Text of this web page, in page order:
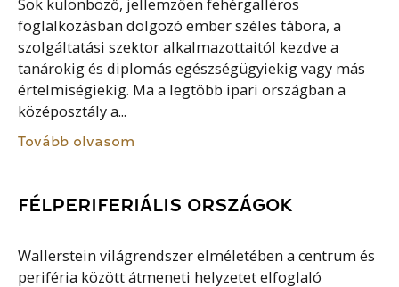
Sok különböző, jellemzően fehérgalléros
foglalkozásban dolgozó ember széles tábora, a
szolgáltatási szektor alkalmazottaitól kezdve a
tanárokig és diplomás egészségügyiekig vagy más
értelmiségiekig. Ma a legtöbb ipari országban a
középosztály a...
Tovább olvasom
FÉLPERIFERIÁLIS ORSZÁGOK
Wallerstein világrendszer elméletében a centrum és
periféria között átmeneti helyzetet elfoglaló